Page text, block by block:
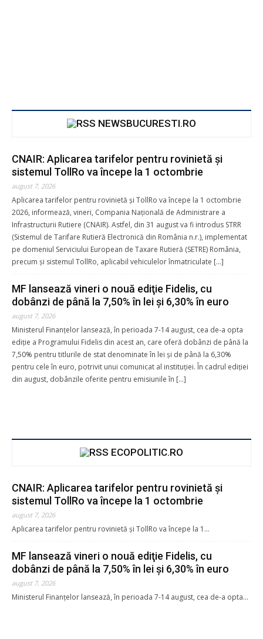
NEWSBUCURESTI.RO
CNAIR: Aplicarea tarifelor pentru rovinietă şi
sistemul TollRo va începe la 1 octombrie
august 7, 2026
Aplicarea tarifelor pentru rovinietă şi TollRo va începe la 1 octombrie
2026, informează, vineri, Compania Naţională de Administrare a
Infrastructurii Rutiere (CNAIR). Astfel, din 31 august va fi introdus STRR
(Sistemul de Tarifare Rutieră Electronică din România n.r.), implementat
pe domeniul Serviciului European de Taxare Rutieră (SETRE) România,
precum şi sistemul TollRo, aplicabil vehiculelor înmatriculate […]
MF lansează vineri o nouă ediţie Fidelis, cu
dobânzi de până la 7,50% în lei şi 6,30% în euro
august 7, 2026
Ministerul Finanţelor lansează, în perioada 7-14 august, cea de-a opta
ediţie a Programului Fidelis din acest an, care oferă dobânzi de până la
7,50% pentru titlurile de stat denominate în lei şi de până la 6,30%
pentru cele în euro, potrivit unui comunicat al instituţiei. În cadrul ediţiei
din august, dobânzile oferite pentru emisiunile în […]
ECOPOLITIC.RO
CNAIR: Aplicarea tarifelor pentru rovinietă şi
sistemul TollRo va începe la 1 octombrie
august 7, 2026
Aplicarea tarifelor pentru rovinietă şi TollRo va începe la 1...
MF lansează vineri o nouă ediţie Fidelis, cu
dobânzi de până la 7,50% în lei şi 6,30% în euro
august 7, 2026
Ministerul Finanţelor lansează, în perioada 7-14 august, cea de-a opta...